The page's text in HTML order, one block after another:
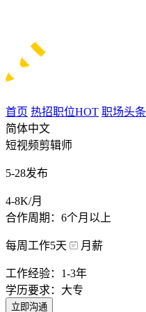
首页 热招职位HOT 职场头条
简体中文
短视频剪辑师
5-28发布
4-8K/月
合作周期：6个月以上
每周工作5天 月薪
工作经验：1-3年
学历要求：大专
立即沟通